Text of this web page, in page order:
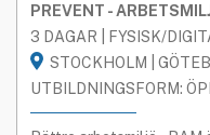
PREVENT -
3 DAGAR | FYSISK/
STOCKHOLM |
UTBILDNINGSFORM: